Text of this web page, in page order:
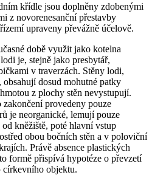
křídle jsou doplněny zdobenými
z novorenesanční přestavby
upraveny převážně účelově.
době využit jako kotelna
je, stejně jako presbytář,
v traverzách. Stěny lodi,
dosud mohutné patky
z plochy stěn nevystupují.
provedeny pouze
je neorganické, lemují pouze
kněžiště, poté hlavní vstup
obou bočních stěn a v poloviční
Právě absence plastických
formě přispívá hypotéze o převzetí
církevního objektu.